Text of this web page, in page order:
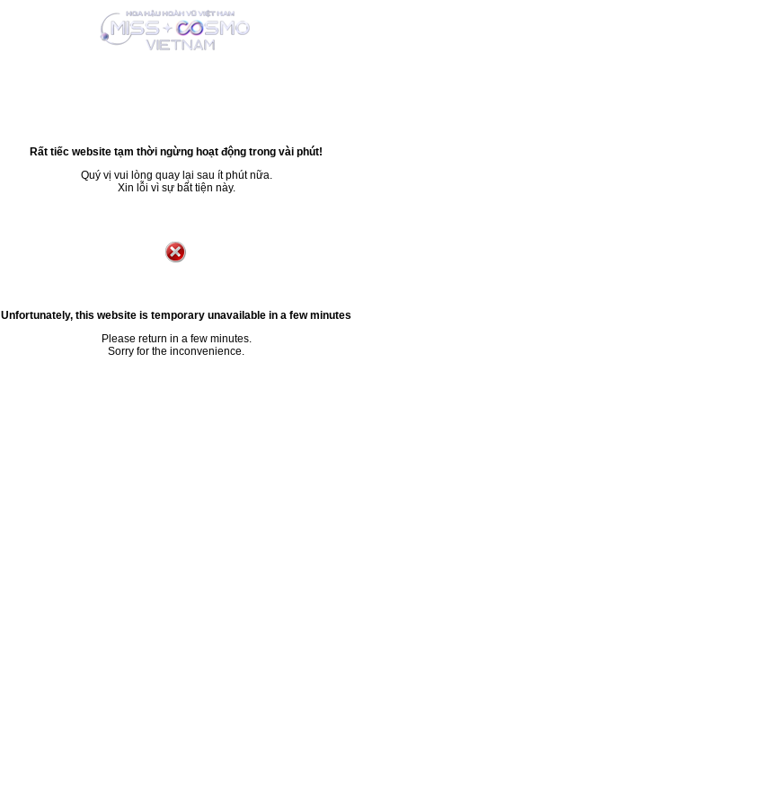
Rất tiếc website tạm thời ngừng hoạt động trong vài phút!
Quý vị vui lòng quay lại sau ít phút nữa.
Xin lỗi vì sự bất tiện này.
Unfortunately, this website is temporary unavailable in a few minutes
Please return in a few minutes.
Sorry for the inconvenience.